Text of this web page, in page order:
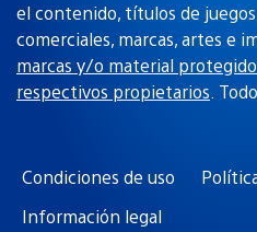
el contenido, títulos de
comerciales, marcas, artes e
marcas y/o material
respectivos propietarios.
Condiciones de uso
Información legal